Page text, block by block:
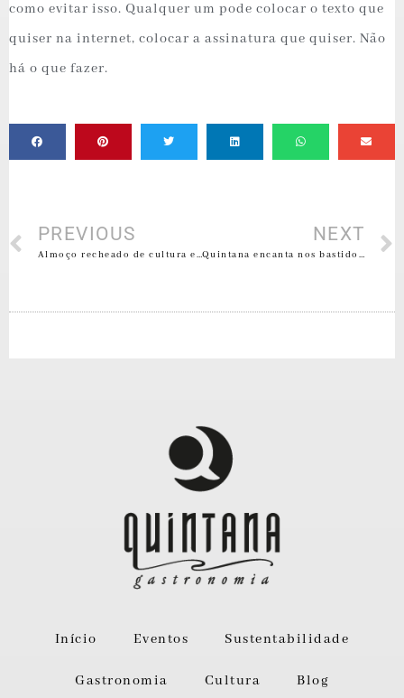
como evitar isso. Qualquer um pode colocar o texto que
quiser na internet, colocar a assinatura que quiser. Não
há o que fazer.
PREVIOUS
Almoço recheado de cultura e gastronomia
NEXT
Quintana encanta nos bastidores de Elis por Eles
Início Eventos Sustentabilidade
Gastronomia Cultura Blog